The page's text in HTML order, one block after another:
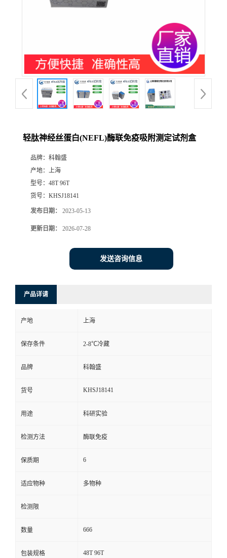
轻肽神经丝蛋白(NEFL)酶联免疫吸附测定试剂盒
品牌： 科翰盛
产地： 上海
型号： 48T 96T
货号： KHSJ18141
发布日期： 2023-05-13
更新日期： 2026-07-28
发送咨询信息
产品详请
产地 上海
保存条件 2-8℃冷藏
品牌 科翰盛
货号 KHSJ18141
用途 科研实验
检测方法 酶联免疫
保质期 6
适应物种 多物种
检测限
数量 666
包装规格 48T 96T